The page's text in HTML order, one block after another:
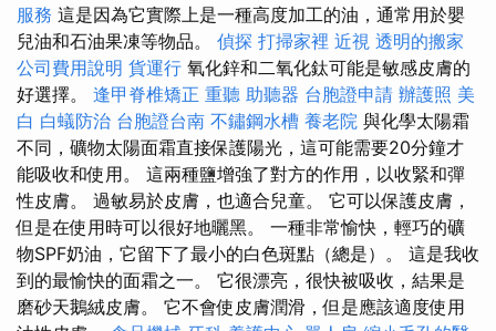
服務 這是因為它實際上是一種高度加工的油，通常用於嬰
兒油和石油果凍等物品。 偵探 打掃家裡 近視 透明的搬家
公司費用說明 貨運行 氧化鋅和二氧化鈦可能是敏感皮膚的
好選擇。 逢甲脊椎矯正 重聽 助聽器 台胞證申請 辦護照 美
白 白蟻防治 台胞證台南 不鏽鋼水槽 養老院 與化學太陽霜
不同，礦物太陽面霜直接保護陽光，這可能需要20分鐘才
能吸收和使用。 這兩種鹽增強了對方的作用，以收緊和彈
性皮膚。 過敏易於皮膚，也適合兒童。 它可以保護皮膚，
但是在使用時可以很好地曬黑。 一種非常愉快，輕巧的礦
物SPF奶油，它留下了最小的白色斑點（總是）。 這是我收
到的最愉快的面霜之一。 它很漂亮，很快被吸收，結果是
磨砂天鵝絨皮膚。 它不會使皮膚潤滑，但是應該適度使用